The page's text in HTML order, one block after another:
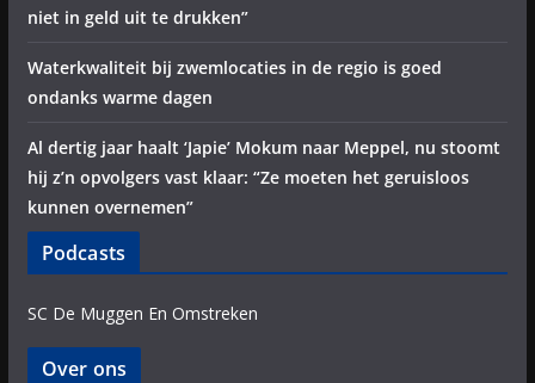
niet in geld uit te drukken”
Waterkwaliteit bij zwemlocaties in de regio is goed
ondanks warme dagen
Al dertig jaar haalt ‘Japie’ Mokum naar Meppel, nu stoomt
hij z’n opvolgers vast klaar: “Ze moeten het geruisloos
kunnen overnemen”
Podcasts
SC De Muggen En Omstreken
Over ons